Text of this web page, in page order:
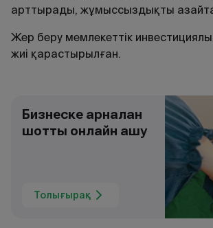
арттырады, жұмыссыздықты
Жер беру мемлекеттік
жиі қарастырылған.
Бизнеске арналған
шотты онлайн ашу
Толығырақ